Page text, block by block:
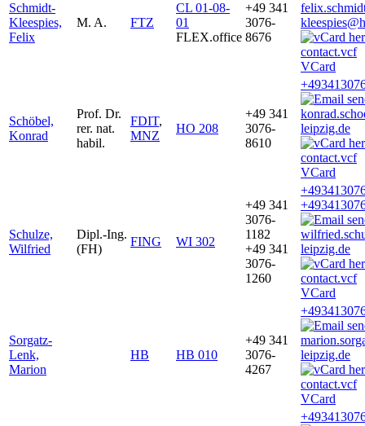
Schmidt-
Kleespies,
Felix
M. A. FTZ
CL 01-08-
01
FLEX.office
+49 341
3076-
8676
VCard
Schöbel,
Konrad
Prof. Dr.
rer. nat.
habil.
FDIT,
MNZ
HO 208
+49 341
3076-
8610
leipzig.de
VCard
Schulze,
Wilfried
Dipl.-Ing.
(FH)
FING WI 302
+49 341
3076-
1182
+49 341
3076-
1260
leipzig.de
VCard
Sorgatz-
Lenk,
Marion
HB HB 010
+49 341
3076-
4267
leipzig.de
VCard